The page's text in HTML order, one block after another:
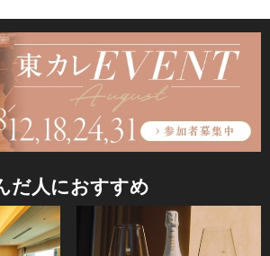
だ人におすすめ